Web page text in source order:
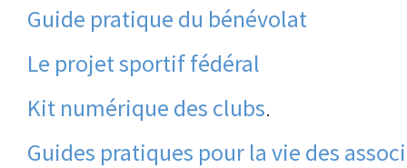
Guide pratique du bénévolat
Le projet sportif fédéral
Kit numérique des clubs.
Guides pratiques pour la vie des